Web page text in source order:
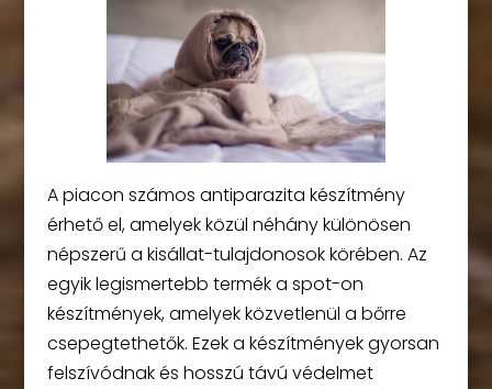
A piacon számos antiparazita készítmény
érhető el, amelyek közül néhány különösen
népszerű a kisállat-tulajdonosok körében. Az
egyik legismertebb termék a spot-on
készítmények, amelyek közvetlenül a bőrre
csepegtethetők. Ezek a készítmények gyorsan
felszívódnak és hosszú távú védelmet